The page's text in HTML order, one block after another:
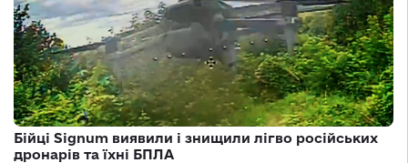
Бійці Signum виявили і знищили лігво російських
дронарів та їхні БПЛА